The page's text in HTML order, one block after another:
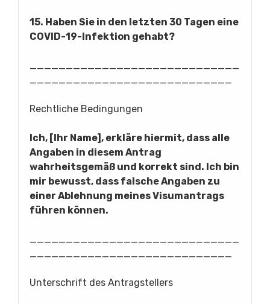
15. Haben Sie in den letzten 30 Tagen eine
COVID-19-Infektion gehabt?
Rechtliche Bedingungen
Ich, [Ihr Name], erkläre hiermit, dass alle
Angaben in diesem Antrag
wahrheitsgemäß und korrekt sind. Ich bin
mir bewusst, dass falsche Angaben zu
einer Ablehnung meines Visumantrags
führen können.
Unterschrift des Antragstellers